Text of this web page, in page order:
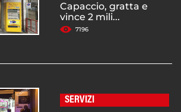
Capaccio, gratta e
vince 2 mili...
7196
SERVIZI